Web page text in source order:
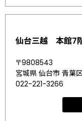
仙台三越 本館7
〒9808543
宮城県 仙台市 青葉
022-221-3266